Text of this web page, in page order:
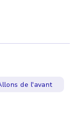
de l'avant